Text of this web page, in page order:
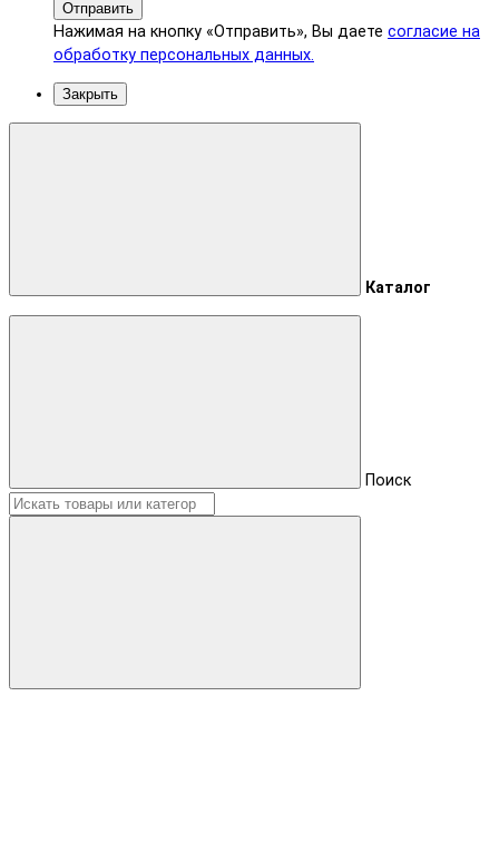
Отправить
Нажимая на кнопку «Отправить», Вы даете согласие на
обработку персональных данных.
Закрыть
Каталог
Поиск